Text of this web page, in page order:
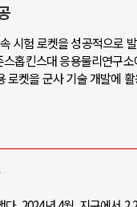
시험 로켓을 성공적으로
홉킨스대 응용물리연구소
켓을 군사 기술 개발에